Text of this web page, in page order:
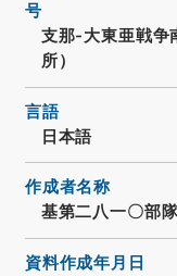
号
支那-大東亜戦争
所）
言語
日本語
作成者名称
基第二八一〇部
資料作成年月日